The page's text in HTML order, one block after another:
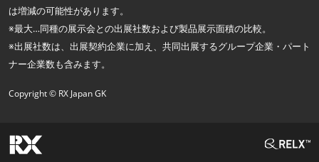
は増減の可能性があります。
※最大…同種の展示会との出展社数および製品展示面積の比較。
※出展社数は、出展契約企業に加え、共同出展するグループ企業・パート
ナー企業数も含みます。
Copyright © RX Japan GK